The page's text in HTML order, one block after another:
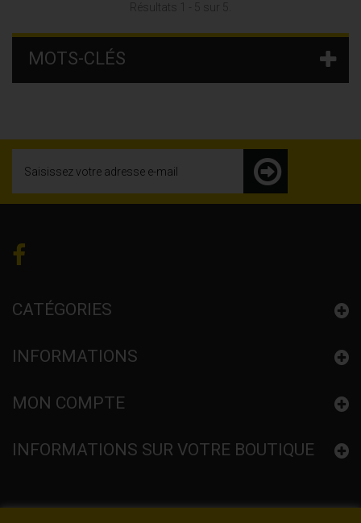
Résultats 1 - 5 sur 5.
MOTS-CLÉS
CATÉGORIES
INFORMATIONS
MON COMPTE
INFORMATIONS SUR VOTRE BOUTIQUE